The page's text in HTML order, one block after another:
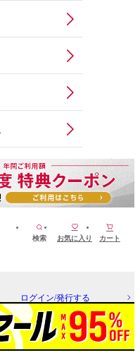
検索 お気に入り カート
ログイン/発行する